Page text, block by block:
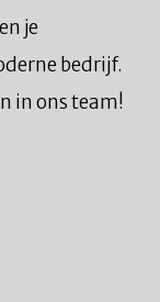
je
bedrijf.
in ons team!